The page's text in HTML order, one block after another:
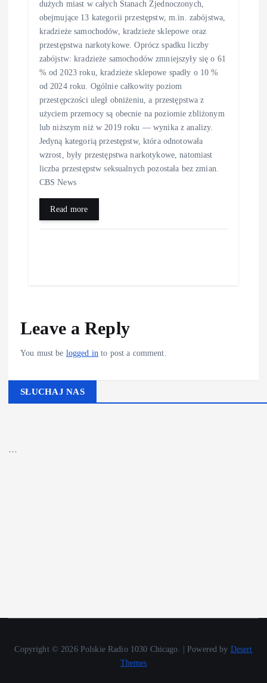
dużych miast w całych Stanach Zjednoczonych,
obejmujące 13 kategorii przestępstw, m.in. zabójstwa,
kradzieże samochodów, kradzieże sklepowe oraz
przestępstwa narkotykowe. Oprócz spadku liczby
zabójstw: kradzieże samochodów zmniejszyły się o 61
% od 2023 roku, kradzieże sklepowe spadły o 10 %
od 2024 roku. Ogólnie całkowity poziom
przestępczości uległ obniżeniu, a przestępstwa z
użyciem przemocy są obecnie na poziomie zbliżonym
lub niższym niż w 2019 roku — wynika z analizy.
Jedyną kategorią przestępstw, która odnotowała
wzrost, były przestępstwa narkotykowe, natomiast
liczba przestępstw seksualnych pozostała bez zmian.
CBS News
Read more
Leave a Reply
You must be logged in to post a comment.
SŁUCHAJ NAS
```
Copyright © 2026 Polskie Radio 1030 Chicago. | Powered by Desert
Themes